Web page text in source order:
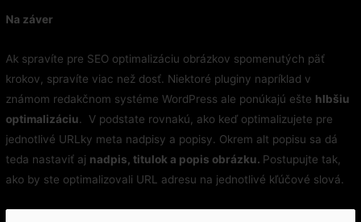
Na záver
Ak spravíte pre SEO optimalizáciu obrázkov spomenutých päť
krokov, spravíte viac než dosť. Niektoré pluginy napríklad v
známom redakčnom systéme WordPress ale ponúkajú ešte hlbšiu
optimalizáciu.
V podstate rovnakú, ako keď optimalizujete pre
jednotlivé URLky meta nadpisy a popisy. Okrem alt popisu sa dá
teda nastaviť aj nadpis, titulok a popis obrázku. Postupujte tak,
ako by ste optimalizovali URL adresu na jednotlivé kľúčové slová.